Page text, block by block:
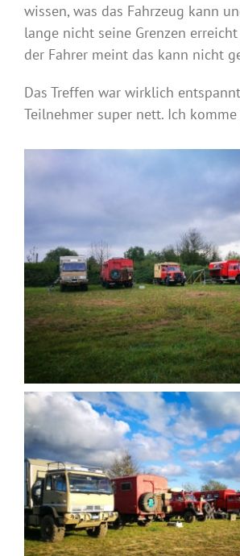
wissen, was das Fahrzeug kann
lange nicht seine Grenzen
der Fahrer meint das kann nicht
Das Treffen war wirklich
Teilnehmer super nett. Ich